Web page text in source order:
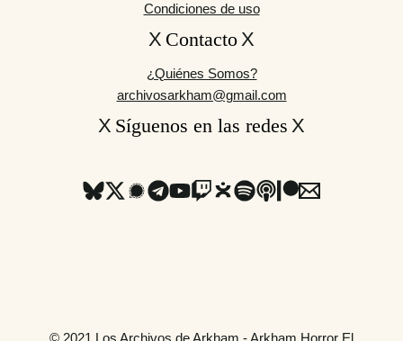
Condiciones de uso
Contacto
¿Quiénes Somos?
archivosarkham@gmail.com
Síguenos en las redes
© 2021 Los Archivos de Arkham - Arkham Horror El